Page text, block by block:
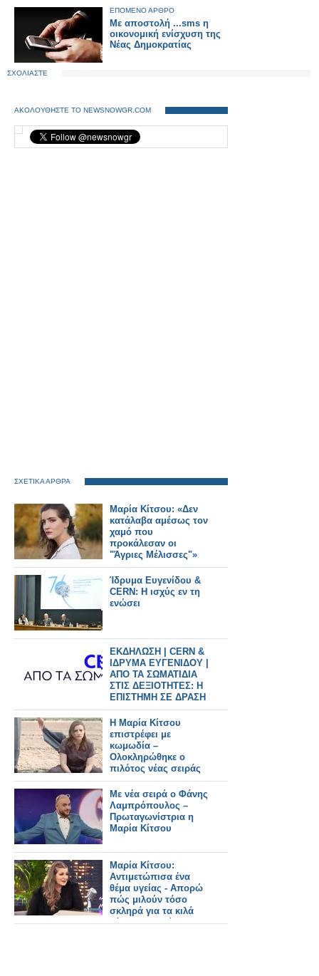
ΕΠΟΜΕΝΟ ΑΡΘΡΟ
Με αποστολή ...sms η
οικονομική ενίσχυση της
Νέας Δημοκρατίας
ΣΧΟΛΙΑΣΤΕ
ΑΚΟΛΟΥΘΗΣΤΕ ΤΟ NEWSNOWGR.COM
ΣΧΕΤΙΚΑ ΑΡΘΡΑ
Μαρία Κίτσου: «Δεν
κατάλαβα αμέσως τον
χαμό που
προκάλεσαν οι
"Άγριες Μέλισσες"»
Ίδρυμα Ευγενίδου &
CERN: Η ισχύς εν τη
ενώσει
ΕΚΔΗΛΩΣΗ | CERN &
ΙΔΡΥΜΑ ΕΥΓΕΝΙΔΟΥ |
ΑΠΟ ΤΑ ΣΩΜΑΤΙΔΙΑ
ΣΤΙΣ ΔΕΞΙΟΤΗΤΕΣ: Η
ΕΠΙΣΤΗΜΗ ΣΕ ΔΡΑΣΗ
Η Μαρία Κίτσου
επιστρέφει με
κωμωδία –
Ολοκληρώθηκε ο
πιλότος νέας σειράς
mockumentary
Με νέα σειρά ο Φάνης
Λαμπρόπουλος –
Πρωταγωνίστρια η
Μαρία Κίτσου
Μαρία Κίτσου:
Αντιμετώπισα ένα
θέμα υγείας - Απορώ
πώς μιλούν τόσο
σκληρά για τα κιλά
κάποιου χωρίς να